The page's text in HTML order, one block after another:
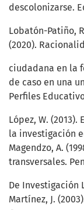
descolonizarse.
Lobatón-Patiño,
(2020).
ciudadana en la
de caso en una
Perfiles
López, W.
la investigación
Magendzo, A.
transversales.
De Investigación
Martínez, J.